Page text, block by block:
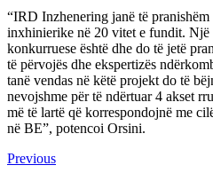
“IRD Inzhenering janë të
inxhinierike në 20 vitet e fundit. Një
konkurruese është dhe do të jetë
të përvojës dhe ekspertizës
tanë vendas në këtë projekt do të
nevojshme për të ndërtuar 4 akset
më të lartë që korrespondojnë me
në BE”, potencoi Orsini.
Continue
PreviousPrevious